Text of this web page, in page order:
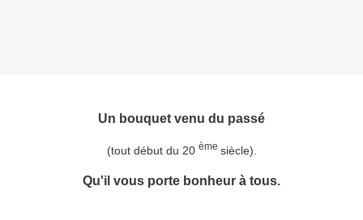
Un bouquet venu du passé
(tout début du 20 ème siècle).
Qu'il vous porte bonheur à tous.